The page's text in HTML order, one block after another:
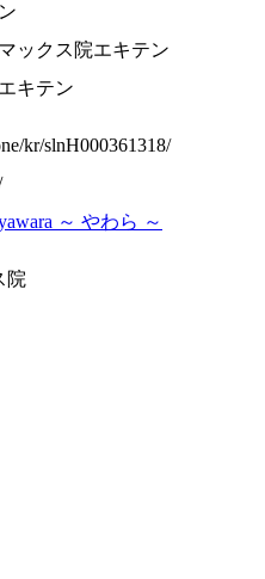
ックス院エキテン
キテン
kr/slnH000361318/
～ やわら ～
院